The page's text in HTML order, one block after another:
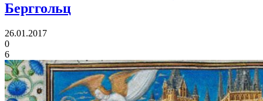
Берггольц
26.01.2017
0
6